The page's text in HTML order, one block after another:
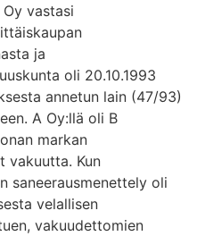
vastasi
ja
oli 20.10.1993
annetun lain (47/93)
A Oy:llä oli B
markan
vakuutta. Kun
saneerausmenettely oli
velallisen
vakuudettomien